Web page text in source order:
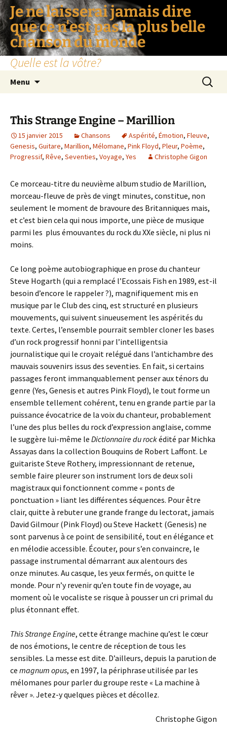
Je ne laisserai jamais dire
que ce n'est pas la plus belle
chanson du monde
Quelle est la vôtre?
Menu
This Strange Engine – Marillion
15 janvier 2015 Chansons Aspérité, Émotion, Fleuve,
Genesis, Guitare, Marillion, Mélomane, Pink Floyd, Pleur, Poème,
Progressif, Rêve, Seventies, Voyage, Yes Christophe Gigon
Ce morceau-titre du neuvième album studio de Marillion,
morceau-fleuve de près de vingt minutes, constitue, non
seulement le moment de bravoure des Britanniques mais,
et c’est bien cela qui nous importe, une pièce de musique
parmi les plus émouvantes du rock du XXe siècle, ni plus ni
moins.
Ce long poème autobiographique en prose du chanteur
Steve Hogarth (qui a remplacé l’Ecossais Fish en 1989, est-il
besoin d’encore le rappeler ?), magnifiquement mis en
musique par le Club des cinq, est structuré en plusieurs
mouvements, qui suivent sinueusement les aspérités du
texte. Certes, l’ensemble pourrait sembler cloner les bases
d’un rock progressif honni par l’intelligentsia
journalistique qui le croyait relégué dans l’antichambre des
mauvais souvenirs issus des seventies. En fait, si certains
passages feront immanquablement penser aux ténors du
genre (Yes, Genesis et autres Pink Floyd), le tout forme un
ensemble tellement cohérent, tenu en grande partie par la
puissance évocatrice de la voix du chanteur, probablement
l’une des plus belles du rock d’expression anglaise, comme
le suggère lui-même le Dictionnaire du rockédité par Michka
Assayas dans la collection Bouquins de Robert Laffont. Le
guitariste Steve Rothery, impressionnant de retenue,
semble faire pleurer son instrument lors de deux soli
magistraux qui fonctionnent comme « ponts de
ponctuation » liant les différentes séquences. Pour être
clair, quitte à rebuter une grande frange du lectorat, jamais
David Gilmour (Pink Floyd) ou Steve Hackett (Genesis) ne
sont parvenus à ce point de sensibilité, tout en élégance et
en mélodie accessible. Écouter, pour s’en convaincre, le
passage instrumental démarrant aux alentours des
onze minutes. Au casque, les yeux fermés, on quitte le
monde. Pour n’y revenir qu’en toute fin de voyage, au
moment où le vocaliste se risque à pousser un cri primal du
plus étonnant effet.
This Strange Engine, cette étrange machine qu’est le cœur
de nos émotions, le centre de réception de tous les
sensibles. La messe est dite. D’ailleurs, depuis la parution de
ce magnum opus, en 1997, la périphrase utilisée par les
mélomanes pour parler du groupe reste « La machine à
rêver ». Jetez-y quelques pièces et décollez.
Christophe Gigon